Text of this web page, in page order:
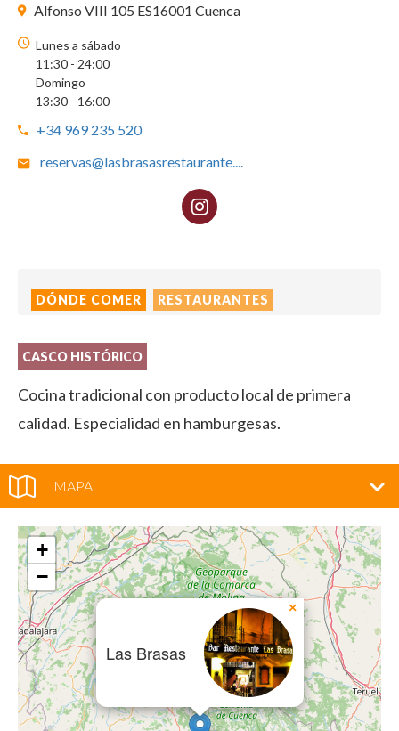
Alfonso VIII 105 ES16001 Cuenca
Lunes a sábado
11:30 - 24:00
Domingo
13:30 - 16:00
+34 969 235 520
reservas@lasbrasasrestaurante.
DÓNDE COMER RESTAURANTES
CASCO HISTÓRICO
Cocina tradicional con producto local de primera
calidad. Especialidad en hamburgesas.
MAPA
Las Brasas
×
+
−